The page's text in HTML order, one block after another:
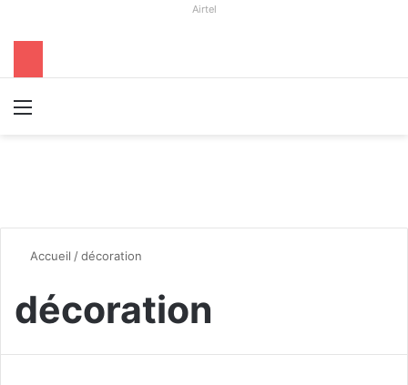
Airtel
Accueil /décoration
décoration